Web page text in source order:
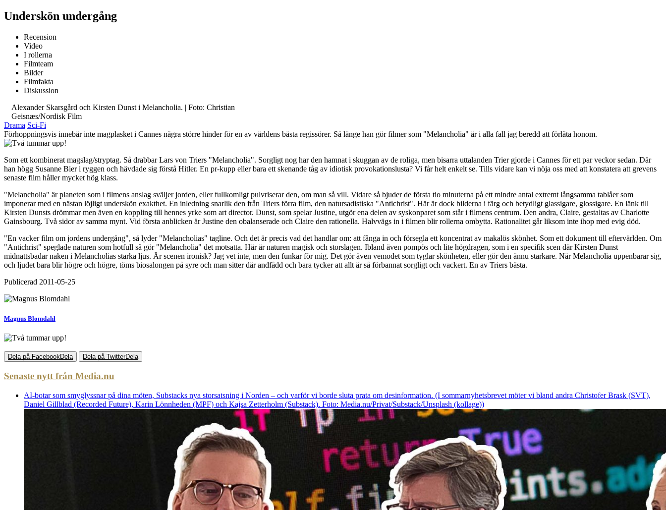
Underskön undergång
Recension
Video
I rollerna
Filmteam
Bilder
Filmfakta
Diskussion
Alexander Skarsgård och Kirsten Dunst i Melancholia. | Foto: Christian
Geisnæs/Nordisk Film
Drama Sci-Fi
Förhoppningsvis innebär inte magplasket i Cannes några större hinder för en av världens bästa regissörer. Så länge han gör filmer som "Melancholia" är i alla fall jag beredd att förlåta honom.
Som ett kombinerat magslag/stryptag. Så drabbar Lars von Triers "Melancholia". Sorgligt nog har den hamnat i skuggan av de roliga, men bisarra uttalanden Trier gjorde i Cannes för ett par veckor sedan. Där
han högg Susanne Bier i ryggen och hävdade sig förstå Hitler. En pr-kupp eller bara ett skenande tåg av idiotisk provokationslusta? Vi får helt enkelt se. Tills vidare kan vi nöja oss med att konstatera att grevens
senaste film håller mycket hög klass.
"Melancholia" är planeten som i filmens anslag sväljer jorden, eller fullkomligt pulvriserar den, om man så vill. Vidare så bjuder de första tio minuterna på ett mindre antal extremt långsamma tablåer som
imponerar med en nästan löjligt underskön exakthet. En inledning snarlik den från Triers förra film, den natursadistiska "Antichrist". Här är dock bilderna i färg och betydligt glassigare, glossigare. En länk till
Kirsten Dunsts drömmar men även en koppling till hennes yrke som art director. Dunst, som spelar Justine, utgör ena delen av syskonparet som står i filmens centrum. Den andra, Claire, gestaltas av Charlotte
Gainsbourg. Två sidor av samma mynt. Vid första anblicken är Justine den obalanserade och Claire den rationella. Halvvägs in i filmen blir rollerna ombytta. Rationalitet går liksom inte ihop med evig död.
"En vacker film om jordens undergång", så lyder "Melancholias" tagline. Och det är precis vad det handlar om: att fånga in och försegla ett koncentrat av makalös skönhet. Som ett dokument till eftervärlden. Om
"Antichrist" speglade naturen som hotfull så gör "Melancholia" det motsatta. Här är naturen magisk och storslagen. Ibland även pompös och lite högdragen, som i en specifik scen där Kirsten Dunst
midnattsbadar naken i Melancholias starka ljus. Är scenen ironisk? Jag vet inte, men den funkar för mig. Det gör även vemodet som tyglar skönheten, eller gör den ännu starkare. När Melancholia uppenbarar sig,
och ljudet bara blir högre och högre, töms biosalongen på syre och man sitter där andfådd och bara tycker att allt är så förbannat sorgligt och vackert. En av Triers bästa.
Publicerad 2011-05-25
Magnus Blomdahl
Dela på FacebookDela Dela på TwitterDela
Senaste nytt från Media.nu
AI-botar som smyglyssnar på dina möten, Substacks nya storsatsning i Norden – och varför vi borde sluta prata om desinformation. (I sommarnyhetsbrevet möter vi bland andra Christofer Brask (SVT),
Daniel Gillblad (Recorded Future), Karin Lönnheden (MPF) och Kajsa Zetterholm (Substack). Foto: Media.nu/Privat/Substack/Unsplash (kollage))